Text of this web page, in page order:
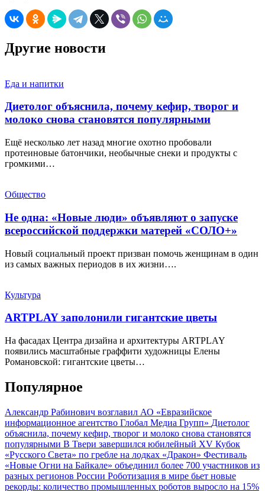
Другие новости
Еда и напитки
Диетолог объяснила, почему кефир, творог и
молоко снова становятся популярными
Ещё несколько лет назад многие охотно пробовали
протеиновые батончики, необычные снеки и продукты с
громкими…
Общество
Не одна: «Новые люди» объявляют о запуске
всероссийской поддержки матерей «СОЛО+»
Новый социальный проект призван помочь женщинам в один
из самых важных периодов в их жизни….
Культура
ARTPLAY заполонили гигантские цветы
На фасадах Центра дизайна и архитектуры ARTPLAY
появились масштабные граффити художницы Елены
Романовской: гигантские цветы…
Популярное
Александр Рабинович возглавил АО «Евразийское
информационное агентство Глобал Медиа Групп» Диетолог
объяснила, почему кефир, творог и молоко снова становятся
популярными В Твери завершился юбилейный XV Кубок
«Русского Света» по гребле на лодках «Дракон» Фестиваль
«Новые Огни на Байкале» объединил более 700 участников из
разных регионов России Роботизация в мире бьет новые
рекорды: количество промышленных роботов выросло на 15%